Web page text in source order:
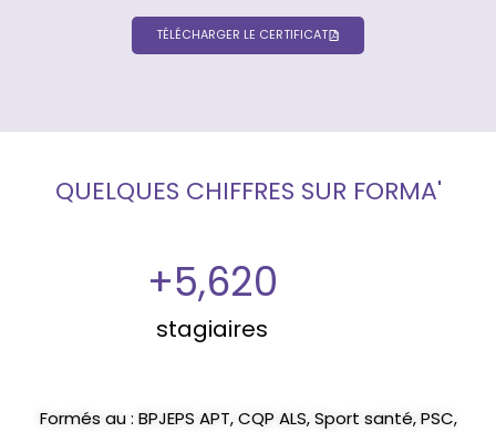
TÉLÉCHARGER LE CERTIFICAT
QUELQUES CHIFFRES SUR FORMA'
stagiaires
+5,620
Formés au : BPJEPS APT, CQP ALS, Sport santé, PSC,